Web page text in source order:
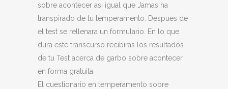
sobre acontecer asi igual que Jamas ha
transpirado de tu temperamento. Despues de
el test se rellenara un formulario. En lo que
dura este transcurso recibiras los resultados
de tu Test acerca de garbo sobre acontecer
en forma gratuita.
El cuestionario en temperamento sobre